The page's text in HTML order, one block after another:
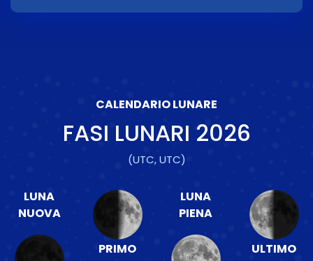
CALENDARIO LUNARE
FASI LUNARI 2026
(UTC, UTC)
LUNA
NUOVA
PRIMO
LUNA
PIENA
ULTIMO